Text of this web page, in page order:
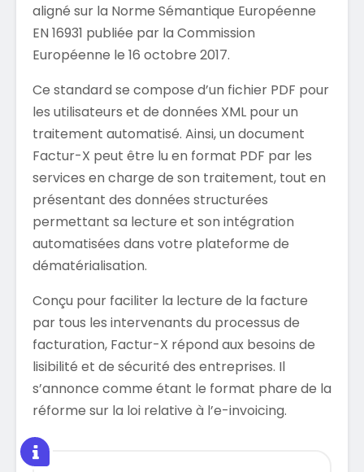
aligné sur la Norme Sémantique Européenne
EN 16931 publiée par la Commission
Européenne le 16 octobre 2017.
Ce standard se compose d’un fichier PDF pour
les utilisateurs et de données XML pour un
traitement automatisé. Ainsi, un document
Factur-X peut être lu en format PDF par les
services en charge de son traitement, tout en
présentant des données structurées
permettant sa lecture et son intégration
automatisées dans votre plateforme de
dématérialisation.
Conçu pour faciliter la lecture de la facture
par tous les intervenants du processus de
facturation, Factur-X répond aux besoins de
lisibilité et de sécurité des entreprises. Il
s’annonce comme étant le format phare de la
réforme sur la loi relative à l’e-invoicing.